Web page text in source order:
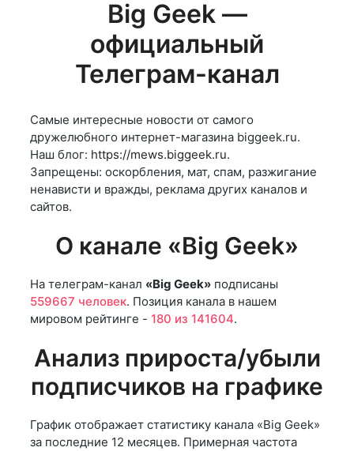
Big Geek —
официальный
Телеграм-канал
Самые интересные новости от самого
дружелюбного интернет-магазина biggeek.ru.
Наш блог: https://mews.biggeek.ru.
Запрещены: оскорбления, мат, спам, разжигание
ненависти и вражды, реклама других каналов и
сайтов.
О канале «Big Geek»
На телеграм-канал «Big Geek» подписаны
559667 человек. Позиция канала в нашем
мировом рейтинге - 180 из 141604.
Анализ прироста/убыли
подписчиков на графике
График отображает статистику канала «Big Geek»
за последние 12 месяцев. Примерная частота